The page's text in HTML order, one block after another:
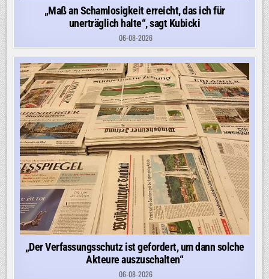
„Maß an Schamlosigkeit erreicht, das ich für
unerträglich halte“, sagt Kubicki
06-08-2026
„Der Verfassungsschutz ist gefordert, um dann solche
Akteure auszuschalten“
06-08-2026